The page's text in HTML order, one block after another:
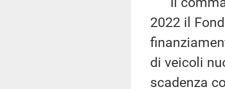
2022 il
di veicoli
scadenza